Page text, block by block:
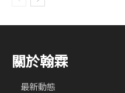
關於翰霖
最新動態